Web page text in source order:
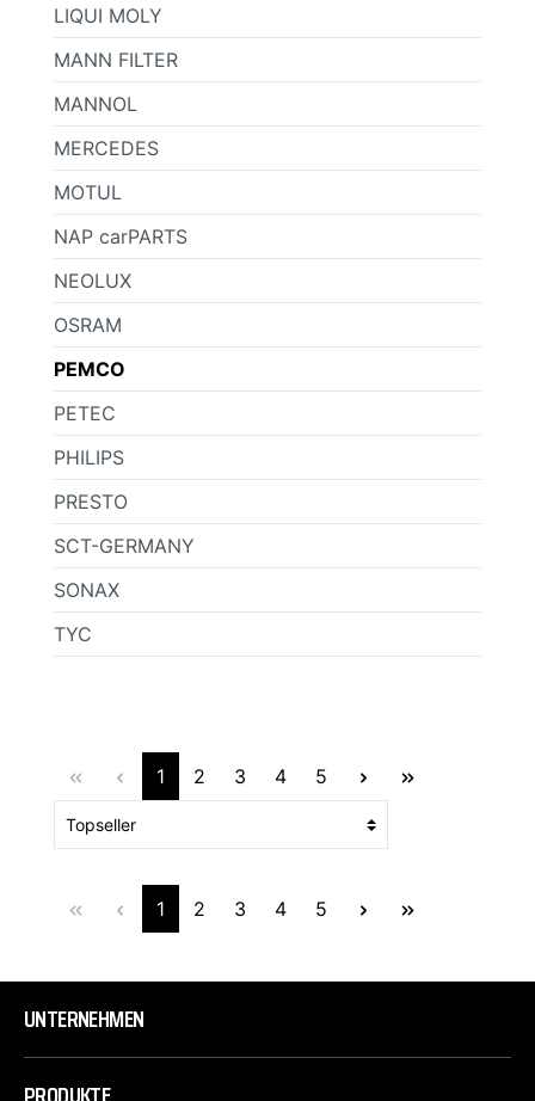
LIQUI MOLY
MANN FILTER
MANNOL
MERCEDES
MOTUL
NAP carPARTS
NEOLUX
OSRAM
PEMCO
PETEC
PHILIPS
PRESTO
SCT-GERMANY
SONAX
TYC
1 2 3 4 5
1 2 3 4 5
UNTERNEHMEN